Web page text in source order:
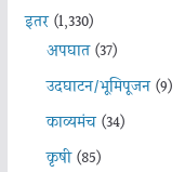
इतर(1,330)
अपघात(37)
उदघाटन/भूमिपूजन(9)
काव्यमंच(34)
कृषी(85)